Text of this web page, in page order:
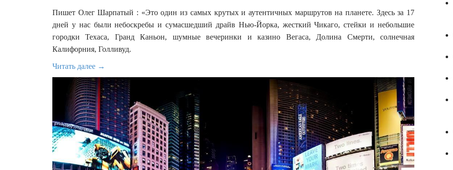
Пишет Олег Шарпатый : «Это один из самых крутых и аутентичных маршрутов на планете. Здесь за 17
дней у нас были небоскребы и сумасшедший драйв Нью-Йорка, жесткий Чикаго, стейки и небольшие
городки Техаса, Гранд Каньон, шумные вечеринки и казино Вегаса, Долина Смерти, солнечная
Калифорния, Голливуд.
Читать далее →